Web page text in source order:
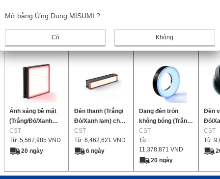
1
Sản phẩm giống nhau
Ánh sáng bề mặt
(Trắng/Đỏ/Xanh
dương) để kiểm tra
Chất lượng giảm,
v.v.
CST
Từ :5,567,985 VND
20 ngày
Đèn thanh (Trắng/
Đỏ/Xanh lam) cho
độ sáng mạnh
CST
Từ :6,462,621 VND
6 ngày
Dạng đèn tròn
không bóng (Trắng/
Đỏ/Xanh lam) để
kiểm tra linh kiện
điện tử, v.v.
CST
Từ :
11,378,871 VND
20 ngày
Đèn
Đỏ/
kiểm
bên
bề
CST
Từ :
Mở bằng Ứng Dụng MISUMI ?
Có Không